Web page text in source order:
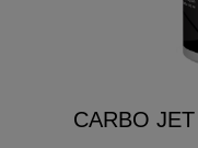
CARBO